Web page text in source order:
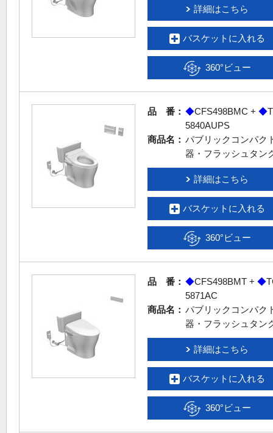
詳細はこちら
バスケットに入れる
360°ビュー
品 番： ◆CFS498BMC + ◆
5840AUPS
商品名： パブリックコンパク
器・フラッシュタン
詳細はこちら
バスケットに入れる
360°ビュー
品 番： ◆CFS498BMT + ◆
5871AC
商品名： パブリックコンパク
器・フラッシュタン
詳細はこちら
バスケットに入れる
360°ビュー